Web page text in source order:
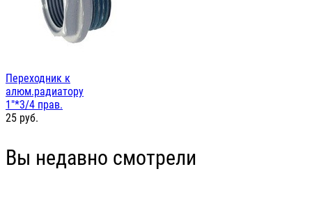
Переходник к
алюм.радиатору
1"*3/4 прав.
25 руб.
Вы недавно смотрели